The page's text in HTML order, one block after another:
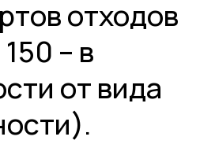
отходов
– в
от вида